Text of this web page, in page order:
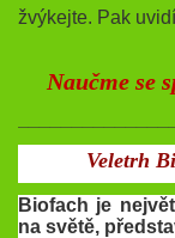
žvýkejte. Pak
Naučme se
Veletrh
Biofach je
na světě,